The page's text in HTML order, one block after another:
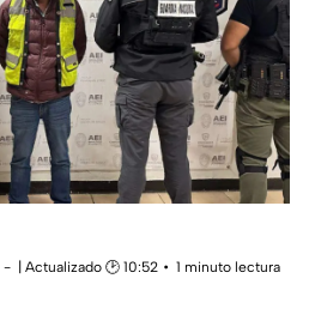
| Actualizado 🕑 10:52
1 minuto lectura